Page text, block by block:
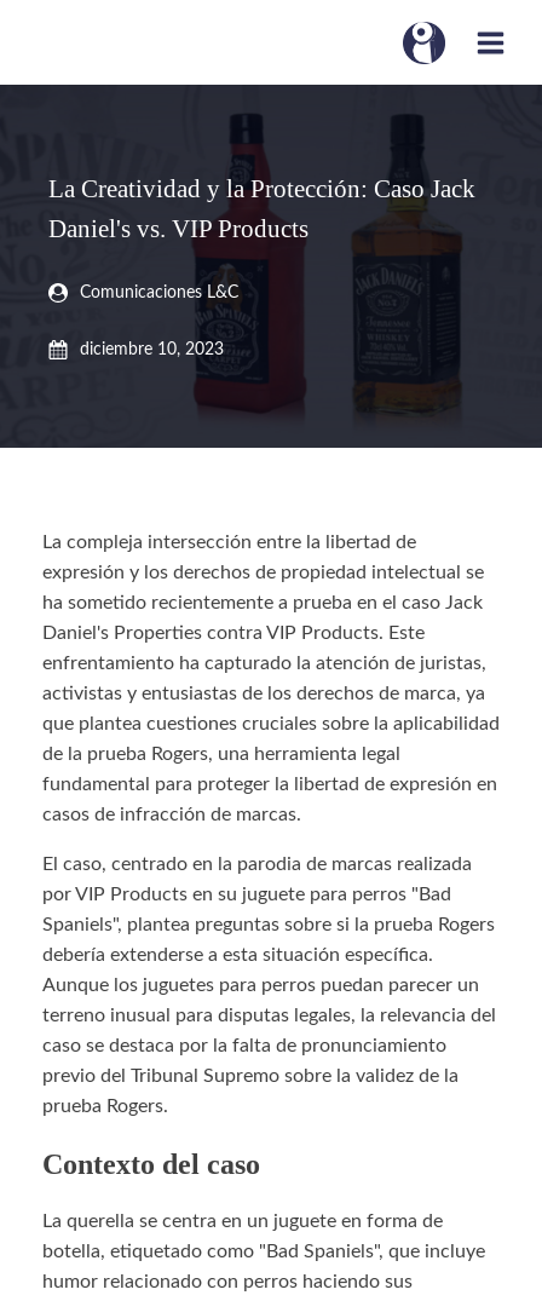
La Creatividad y la Protección: Caso Jack
Daniel's vs. VIP Products
Comunicaciones L&C
diciembre 10, 2023
La compleja intersección entre la libertad de
expresión y los derechos de propiedad intelectual se
ha sometido recientemente a prueba en el caso Jack
Daniel's Properties contra VIP Products. Este
enfrentamiento ha capturado la atención de juristas,
activistas y entusiastas de los derechos de marca, ya
que plantea cuestiones cruciales sobre la aplicabilidad
de la prueba Rogers, una herramienta legal
fundamental para proteger la libertad de expresión en
casos de infracción de marcas.
El caso, centrado en la parodia de marcas realizada
por VIP Products en su juguete para perros "Bad
Spaniels", plantea preguntas sobre si la prueba Rogers
debería extenderse a esta situación específica.
Aunque los juguetes para perros puedan parecer un
terreno inusual para disputas legales, la relevancia del
caso se destaca por la falta de pronunciamiento
previo del Tribunal Supremo sobre la validez de la
prueba Rogers.
Contexto del caso
La querella se centra en un juguete en forma de
botella, etiquetado como "Bad Spaniels", que incluye
humor relacionado con perros haciendo sus